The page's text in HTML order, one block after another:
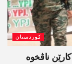
کوردستان
کارێن ناڤخوە